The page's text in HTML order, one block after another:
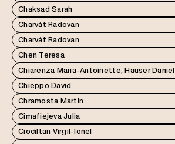
Chaksad Sarah
Charvát Radovan
Charvát Radovan
Chen Teresa
Chiarenza Maria-Antoinette, Hauser Daniel
Chieppo David
Chramosta Martin
Cimafiejeva Julia
Ciocîltan Virgil-Ionel